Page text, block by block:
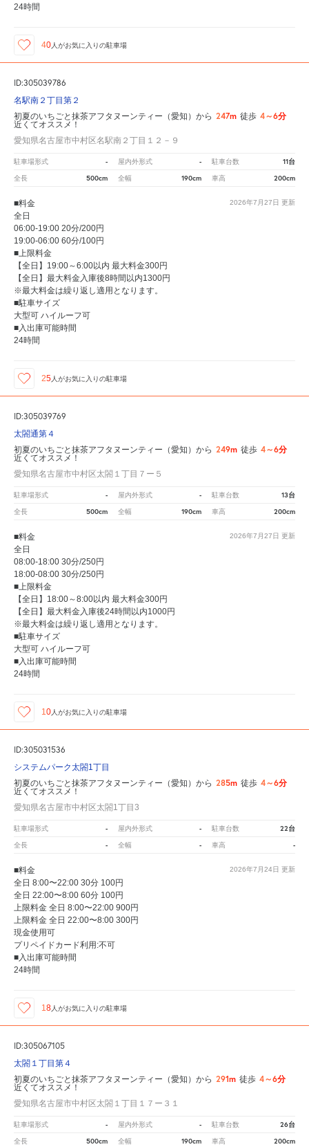
24時間
40人がお気に入りの駐車場
ID:305039786
名駅南２丁目第２
初夏のいちごと抹茶アフタヌーンティー（愛知）から 247m 徒歩 4～6分
近くてオススメ！
愛知県名古屋市中村区名駅南２丁目１２－９
駐車場形式 - 屋内外形式 - 駐車台数 11台
全長 500cm 全幅 190cm 車高 200cm
2026年7月27日 更新
■料金
全日
06:00-19:00 20分/200円
19:00-06:00 60分/100円
■上限料金
【全日】19:00～6:00以内 最大料金300円
【全日】最大料金入庫後8時間以内1300円
※最大料金は繰り返し適用となります。
■駐車サイズ
大型可 ハイルーフ可
■入出庫可能時間
24時間
25人がお気に入りの駐車場
ID:305039769
太閤通第４
初夏のいちごと抹茶アフタヌーンティー（愛知）から 249m 徒歩 4～6分
近くてオススメ！
愛知県名古屋市中村区太閤１丁目７ー５
駐車場形式 - 屋内外形式 - 駐車台数 13台
全長 500cm 全幅 190cm 車高 200cm
2026年7月27日 更新
■料金
全日
08:00-18:00 30分/250円
18:00-08:00 30分/250円
■上限料金
【全日】18:00～8:00以内 最大料金300円
【全日】最大料金入庫後24時間以内1000円
※最大料金は繰り返し適用となります。
■駐車サイズ
大型可 ハイルーフ可
■入出庫可能時間
24時間
10人がお気に入りの駐車場
ID:305031536
システムパーク太閤1丁目
初夏のいちごと抹茶アフタヌーンティー（愛知）から 285m 徒歩 4～6分
近くてオススメ！
愛知県名古屋市中村区太閤1丁目3
駐車場形式 - 屋内外形式 - 駐車台数 22台
全長 - 全幅 - 車高 -
2026年7月24日 更新
■料金
全日 8:00〜22:00 30分 100円
全日 22:00〜8:00 60分 100円
上限料金 全日 8:00〜22:00 900円
上限料金 全日 22:00〜8:00 300円
現金使用可
プリペイドカード利用:不可
■入出庫可能時間
24時間
18人がお気に入りの駐車場
ID:305067105
太閤１丁目第４
初夏のいちごと抹茶アフタヌーンティー（愛知）から 291m 徒歩 4～6分
近くてオススメ！
愛知県名古屋市中村区太閤１丁目１７ー３１
駐車場形式 - 屋内外形式 - 駐車台数 26台
全長 500cm 全幅 190cm 車高 200cm